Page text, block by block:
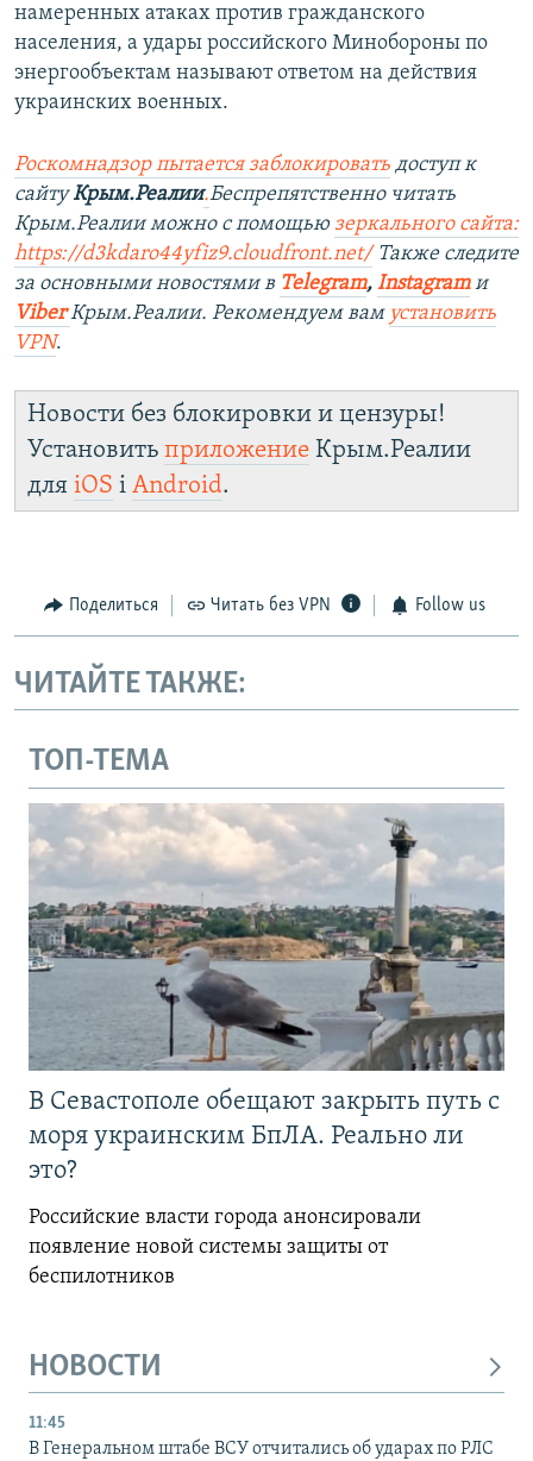
намеренных атаках против гражданского
населения, а удары российского Минобороны по
энергообъектам называют ответом на действия
украинских военных.
Роскомнадзор пытается заблокировать доступ к
сайтуКрым.Реалии.Беспрепятственно читать
Крым.Реалии можно с помощью зеркального сайта:
https://d3kdaro44yfiz9.cloudfront.net/ Также следите
за основными новостями в Telegram, Instagramи
ViberКрым.Реалии. Рекомендуем вам установить
VPN.
Новости без блокировки и цензуры!
Установить приложение Крым.Реалии
для iOS і Android.
Поделиться Читать без VPN Follow us
ЧИТАЙТЕ ТАКЖЕ:
ТОП-ТЕМА
В Севастополе обещают закрыть путь с
моря украинским БпЛА. Реально ли
это?
Российские власти города анонсировали
появление новой системы защиты от
беспилотников
НОВОСТИ
11:45
В Генеральном штабе ВСУ отчитались об ударах по РЛС